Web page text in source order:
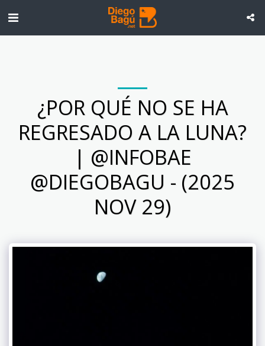
¿POR QUÉ NO SE HA
REGRESADO A LA LUNA?
| @INFOBAE
@DIEGOBAGU - (2025
NOV 29)